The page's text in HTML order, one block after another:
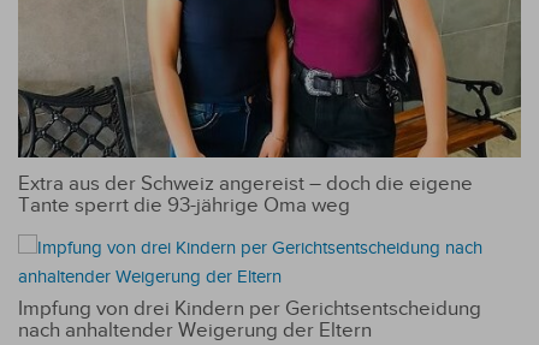
Extra aus der Schweiz angereist – doch die eigene
Tante sperrt die 93-jährige Oma weg
Impfung von drei Kindern per Gerichtsentscheidung
nach anhaltender Weigerung der Eltern